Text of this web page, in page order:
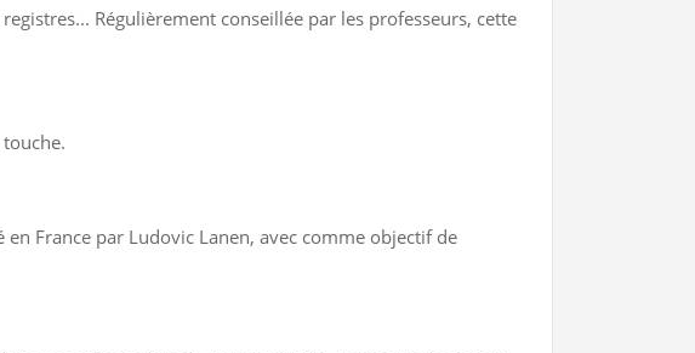
Régulièrement conseillée par les professeurs, cette
France par Ludovic Lanen, avec comme objectif de